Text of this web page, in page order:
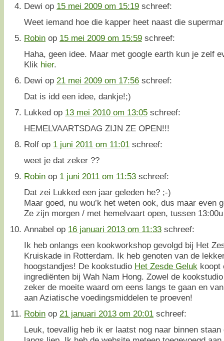
Dewi op 15 mei 2009 om 15:19 schreef:
Weet iemand hoe die kapper heet naast die
Robin op 15 mei 2009 om 15:59 schreef:
Haha, geen idee. Maar met google earth kun je zelf
Klik hier.
Dewi op 21 mei 2009 om 17:56 schreef:
Dat is idd een idee, dankje!;)
Lukked op 13 mei 2010 om 13:05 schreef:
HEMELVAARTSDAG ZIJN ZE OPEN!!!
Rolf op 1 juni 2011 om 11:01 schreef:
weet je dat zeker ??
Robin op 1 juni 2011 om 11:53 schreef:
Dat zei Lukked een jaar geleden he? ;-)
Maar goed, nu wou’k het weten ook, dus maar even
Ze zijn morgen / met hemelvaart open, tussen
Annabel op 16 januari 2013 om 11:33 schreef:
Ik heb onlangs een kookworkshop gevolgd bij Het
Kruiskade in Rotterdam. Ik heb genoten van de
hoogstandjes! De kookstudio Het Zesde Geluk koopt
ingrediënten bij Wah Nam Hong. Zowel de
zeker de moeite waard om eens langs te gaan en
aan Aziatische voedingsmiddelen te proeven!
Robin op 21 januari 2013 om 20:01 schreef:
Leuk, toevallig heb ik er laatst nog naar binnen